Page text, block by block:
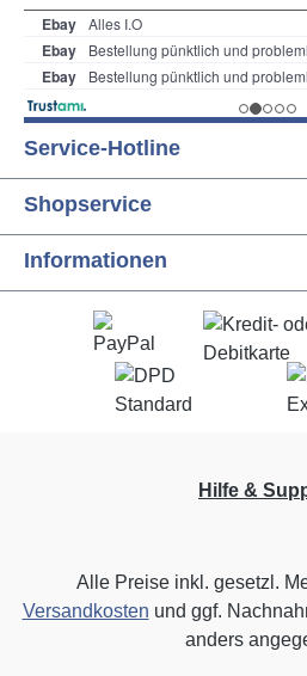
Service-Hotline
Shopservice
Informationen
Hilfe &
Alle Preise inkl. gesetzl.
Versandkosten und ggf.
anders